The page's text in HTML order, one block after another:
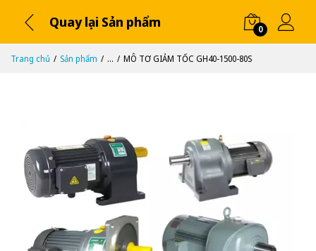
Quay lại Sản phẩm 0
Trang chủ Sản phẩm ... MÔ TƠ GIẢM TỐC GH40-1500-80S